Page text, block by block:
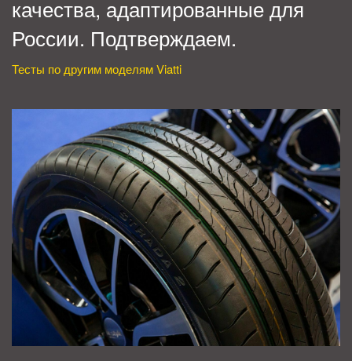
качества, адаптированные для
России. Подтверждаем.
Тесты по другим моделям Viatti